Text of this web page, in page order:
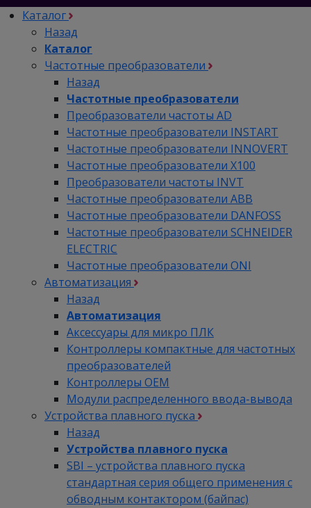
Каталог
Назад
Каталог
Частотные преобразователи
Назад
Частотные преобразователи
Преобразователи частоты AD
Частотные преобразователи INSTART
Частотные преобразователи INNOVERT
Частотные преобразователи Х100
Преобразователи частоты INVT
Частотные преобразователи ABB
Частотные преобразователи DANFOSS
Частотные преобразователи SCHNEIDER
ELECTRIC
Частотные преобразователи ONI
Автоматизация
Назад
Автоматизация
Аксессуары для микро ПЛК
Контроллеры компактные для частотных
преобразователей
Контроллеры ОЕМ
Модули распределенного ввода-вывода
Устройства плавного пуска
Назад
Устройства плавного пуска
SBI – устройства плавного пуска
стандартная серия общего применения с
обводным контактором (байпас)